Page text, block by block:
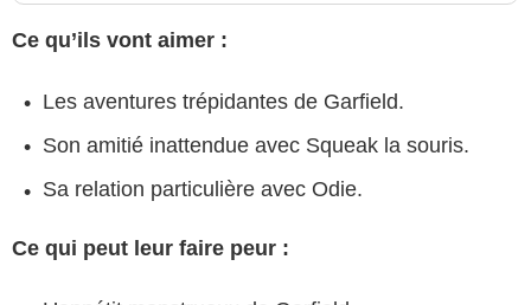
Ce qu’ils vont aimer :
Les aventures trépidantes de Garfield.
Son amitié inattendue avec Squeak la souris.
Sa relation particulière avec Odie.
Ce qui peut leur faire peur :